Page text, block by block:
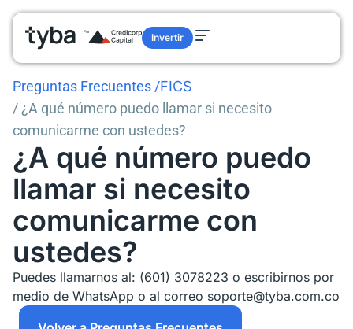
Invertir
Preguntas Frecuentes /FICS
/ ¿A qué número puedo llamar si necesito
comunicarme con ustedes?
¿A qué número puedo
llamar si necesito
comunicarme con
ustedes?
Puedes llamarnos al: (601) 3078223 o escribirnos por
medio de WhatsApp o al correo soporte@tyba.com.co